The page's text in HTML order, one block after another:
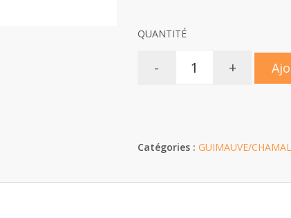
QUANTITÉ
- +
Catégories : GUIMAUVE/